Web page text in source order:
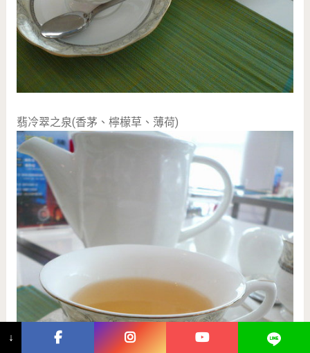
翡冷翠之泉(香茅、檸檬草、薄荷)
↓